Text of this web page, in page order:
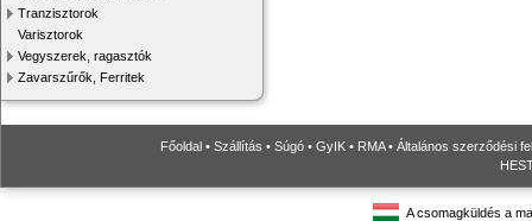
Tranzisztorok
Varisztorok
Vegyszerek, ragasztók
Zavarszűrők, Ferritek
Főoldal • Szállítás • Súgó • GyIK • RMA• Általános szerződési
A csomagküldés a